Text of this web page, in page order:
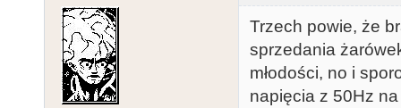
Trzech powie, że
sprzedania
młodości, no i
napięcia z 50Hz